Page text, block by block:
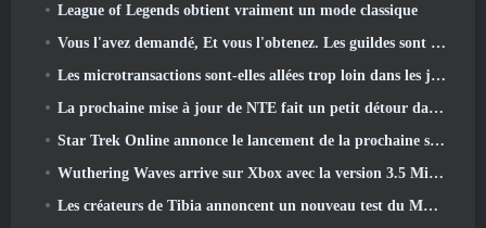
League of Legends obtient vraiment un mode classique
Vous l'avez demandé, Et vous l'obtenez. Les guildes sont maintenant disponibles dans Eterspire
Les microtransactions sont-elles allées trop loin dans les jeux gratuits?
La prochaine mise à jour de NTE fait un petit détour dans un jeu de table fantastique
Star Trek Online annonce le lancement de la prochaine saison « Undiscovered »
Wuthering Waves arrive sur Xbox avec la version 3.5 Mise à jour
Les créateurs de Tibia annoncent un nouveau test du MMORPG Zombie à l'ancienne, Persister en ligne